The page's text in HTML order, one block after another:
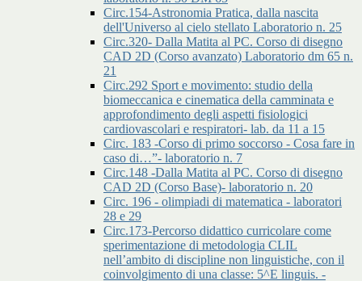
Circ.154-Astronomia Pratica, dalla nascita
dell'Universo al cielo stellato Laboratorio n. 25
Circ.320- Dalla Matita al PC. Corso di disegno
CAD 2D (Corso avanzato) Laboratorio dm 65 n.
21
Circ.292 Sport e movimento: studio della
biomeccanica e cinematica della camminata e
approfondimento degli aspetti fisiologici
cardiovascolari e respiratori- lab. da 11 a 15
Circ. 183 -Corso di primo soccorso - Cosa fare in
caso di…”- laboratorio n. 7
Circ.148 -Dalla Matita al PC. Corso di disegno
CAD 2D (Corso Base)- laboratorio n. 20
Circ. 196 - olimpiadi di matematica - laboratori
28 e 29
Circ.173-Percorso didattico curricolare come
sperimentazione di metodologia CLIL
nell’ambito di discipline non linguistiche, con il
coinvolgimento di una classe: 5^E linguis. -